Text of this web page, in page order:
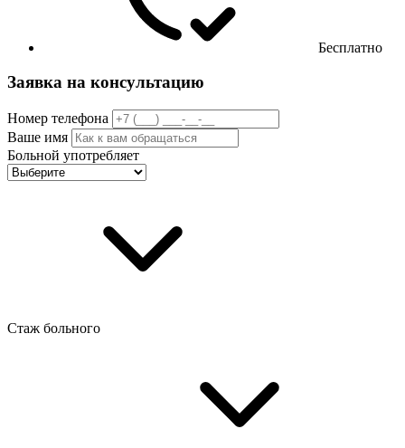
Бесплатно
Заявка на консультацию
Номер телефона
Ваше имя
Больной употребляет
Стаж больного